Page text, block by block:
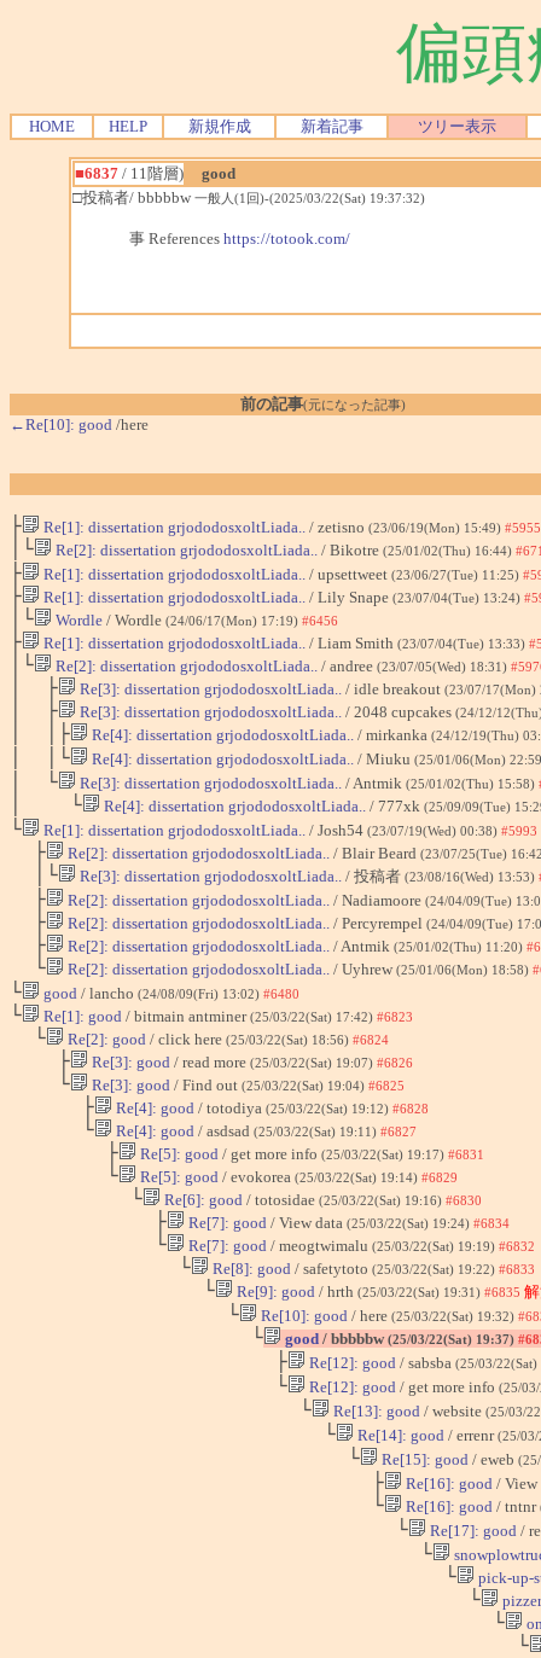
偏
HOME HELP 新規作成 新着記事 ツリー表示
■6837/ 11階層)
good
□投稿者/ bbbbbw 一般人(1回)-(2025/03/22(Sat) 19:37:32)
事 References https://totook.com/
前の記事(元になった記事)
←Re[10]: good /here
├ Re[1]: dissertation grjododosxoltLiada.. / zetisno (23/06/19(Mon) 15:49) #5955
│└ Re[2]: dissertation grjododosxoltLiada.. / Bikotre (25/01/02(Thu) 16:44)
├ Re[1]: dissertation grjododosxoltLiada.. / upsettweet (23/06/27(Tue) 11:25)
├ Re[1]: dissertation grjododosxoltLiada.. / Lily Snape (23/07/04(Tue) 13:24)
│└ Wordle / Wordle (24/06/17(Mon) 17:19) #6456
├ Re[1]: dissertation grjododosxoltLiada.. / Liam Smith (23/07/04(Tue) 13:33)
│└ Re[2]: dissertation grjododosxoltLiada.. / andree (23/07/05(Wed) 18:31)
│ ├ Re[3]: dissertation grjododosxoltLiada.. / idle breakout (23/07/17(Mon)
│ ├ Re[3]: dissertation grjododosxoltLiada.. / 2048 cupcakes (24/12/
│ │├ Re[4]: dissertation grjododosxoltLiada.. / mirkanka (24/12/19(Thu)
│ │└ Re[4]: dissertation grjododosxoltLiada.. / Miuku (25/01/06(Mon)
│ └ Re[3]: dissertation grjododosxoltLiada.. / Antmik (25/01/02(Thu) 15:58)
│ └ Re[4]: dissertation grjododosxoltLiada.. / 777xk (25/09/09(Tue)
└ Re[1]: dissertation grjododosxoltLiada.. / Josh54 (23/07/19(Wed) 00:38) #5993
├ Re[2]: dissertation grjododosxoltLiada.. / Blair Beard (23/07/25(Tue)
│└ Re[3]: dissertation grjododosxoltLiada.. / 投稿者 (23/08/16(Wed) 13:53)
├ Re[2]: dissertation grjododosxoltLiada.. / Nadiamoore (24/04/09(Tue)
├ Re[2]: dissertation grjododosxoltLiada.. / Percyrempel (24/04/09(Tue)
├ Re[2]: dissertation grjododosxoltLiada.. / Antmik (25/01/02(Thu) 11:20)
└ Re[2]: dissertation grjododosxoltLiada.. / Uyhrew (25/01/06(Mon) 18:58)
└ good / lancho (24/08/09(Fri) 13:02) #6480
└ Re[1]: good / bitmain antminer(25/03/22(Sat) 17:42) #6823
└ Re[2]: good / click here (25/03/22(Sat) 18:56) #6824
├ Re[3]: good / read more (25/03/22(Sat) 19:07) #6826
└ Re[3]: good / Find out (25/03/22(Sat) 19:04) #6825
├ Re[4]: good / totodiya (25/03/22(Sat) 19:12) #6828
└ Re[4]: good / asdsad (25/03/22(Sat) 19:11) #6827
├ Re[5]: good / get more info (25/03/22(Sat) 19:17) #6831
└ Re[5]: good / evokorea (25/03/22(Sat) 19:14) #6829
└ Re[6]: good / totosidae (25/03/22(Sat) 19:16) #6830
├ Re[7]: good / View data (25/03/22(Sat) 19:24) #6834
└ Re[7]: good / meogtwimalu (25/03/22(Sat) 19:19) #6832
└ Re[8]: good / safetytoto (25/03/22(Sat) 19:22) #6833
└ Re[9]: good / hrth (25/03/22(Sat) 19:31) #6835
└ Re[10]: good / here (25/03/22(Sat) 19:32)
└ good / bbbbbw(25/03/22(Sat) 19:37)
├ Re[12]: good / sabsba (25/03/
└ Re[12]: good / get more info (25/
└ Re[13]: good / website (25/03/
└ Re[14]: good / errenr(25/
└ Re[15]: good / eweb
├ Re[16]: good /
└ Re[16]: good / tntnr
└ Re[17]: good /
└
└ pick-up-
└
└
└